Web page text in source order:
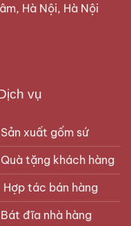
Hà Nội, Hà Nội
vụ
Sản xuất gốm sứ
Quà tặng khách hàng
Hợp tác bán hàng
Bát đĩa nhà hàng